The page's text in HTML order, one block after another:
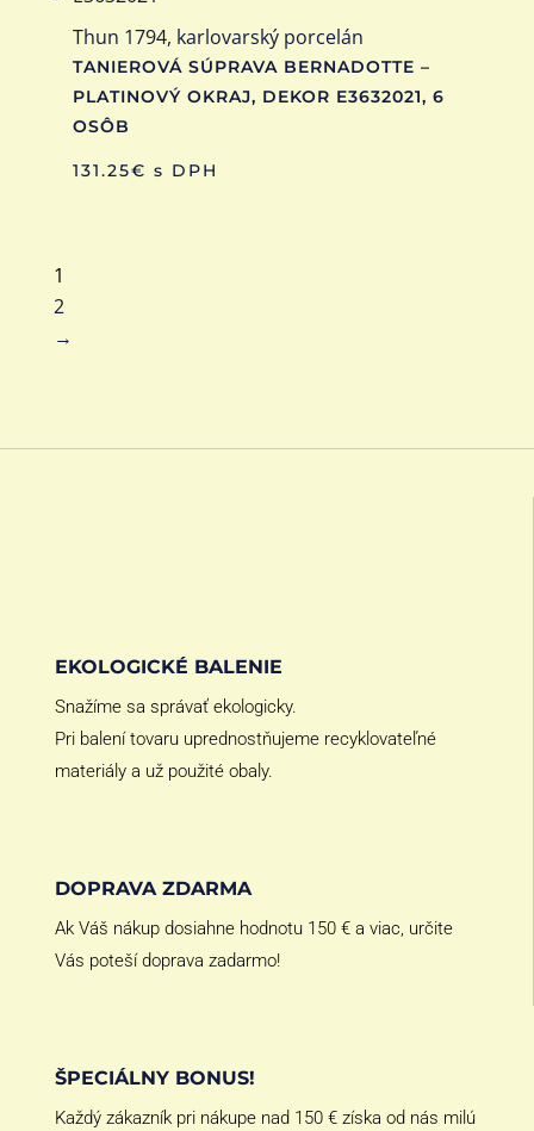
Thun 1794, karlovarský porcelán
TANIEROVÁ SÚPRAVA BERNADOTTE –
PLATINOVÝ OKRAJ, DEKOR E3632021, 6
OSÔB
131.25€ s DPH
1
2
→
EKOLOGICKÉ BALENIE
Snažíme sa správať ekologicky.
Pri balení tovaru uprednostňujeme recyklovateľné
materiály a už použité obaly.
DOPRAVA ZDARMA
Ak Váš nákup dosiahne hodnotu 150 € a viac, určite
Vás poteší doprava zadarmo!
ŠPECIÁLNY BONUS!
Každý zákazník pri nákupe nad 150 € získa od nás milú